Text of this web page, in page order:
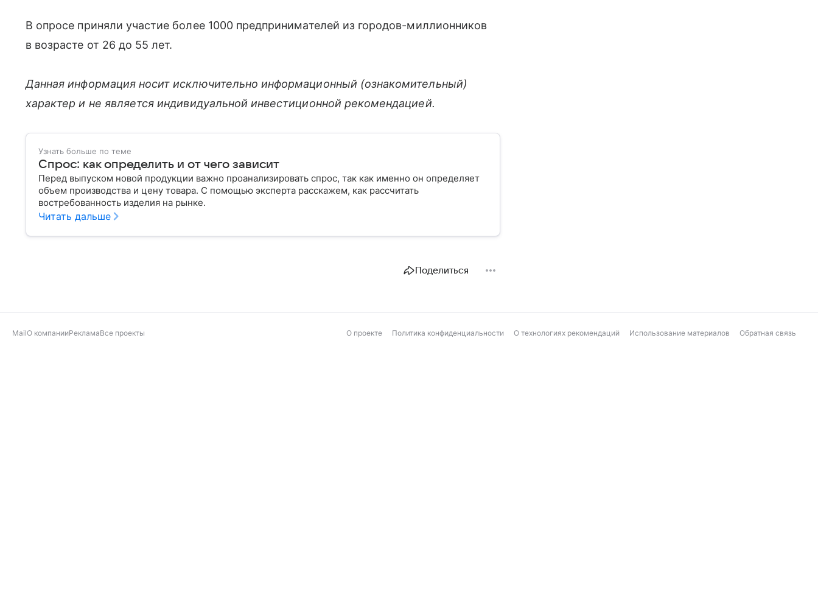
В опросе приняли участие более 1000 предпринимателей из городов-миллионников
в возрасте от 26 до 55 лет.
Данная информация носит исключительно информационный (ознакомительный)
характер и не является индивидуальной инвестиционной рекомендацией.
Узнать больше по теме
Спрос: как определить и от чего зависит
Перед выпуском новой продукции важно проанализировать спрос, так как именно он определяет
объем производства и цену товара. С помощью эксперта расскажем, как рассчитать
востребованность изделия на рынке.
Читать дальше
Поделиться
MailО компанииРекламаВсе проекты О проекте Политика конфиденциальности О технологиях рекомендаций Использование материалов Обратная связь